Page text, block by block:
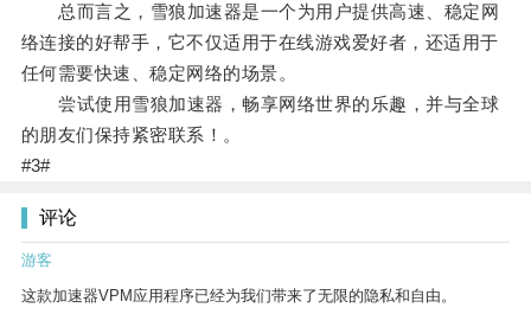
总而言之，雪狼加速器是一个为用户提供高速、稳定网
络连接的好帮手，它不仅适用于在线游戏爱好者，还适用于
任何需要快速、稳定网络的场景。
尝试使用雪狼加速器，畅享网络世界的乐趣，并与全球
的朋友们保持紧密联系！。
#3#
评论
游客
这款加速器VPM应用程序已经为我们带来了无限的隐私和自由。